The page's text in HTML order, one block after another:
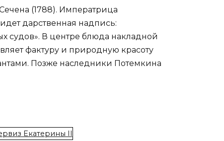
(1788). Императрица
дарственная надпись:
судов». В центре блюда накладной
фактуру и природную красоту
Позже наследники Потемкина